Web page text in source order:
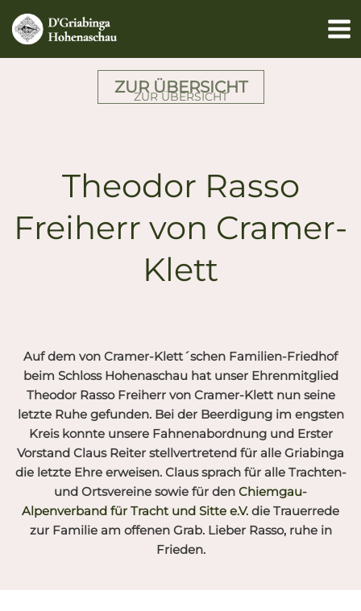
Inhalt
springen
ZUR ÜBERSICHT
ZUR ÜBERSICHT
Theodor Rasso
Freiherr von Cramer-
Klett
Auf dem von Cramer-Klett´schen Familien-Friedhof
beim Schloss Hohenaschau hat unser Ehrenmitglied
Theodor Rasso Freiherr von Cramer-Klett nun seine
letzte Ruhe gefunden. Bei der Beerdigung im engsten
Kreis konnte unsere Fahnenabordnung und Erster
Vorstand Claus Reiter stellvertretend für alle Griabinga
die letzte Ehre erweisen. Claus sprach für alle Trachten-
und Ortsvereine sowie für den Chiemgau-
Alpenverband für Tracht und Sitte e.V. die Trauerrede
zur Familie am offenen Grab. Lieber Rasso, ruhe in
Frieden.